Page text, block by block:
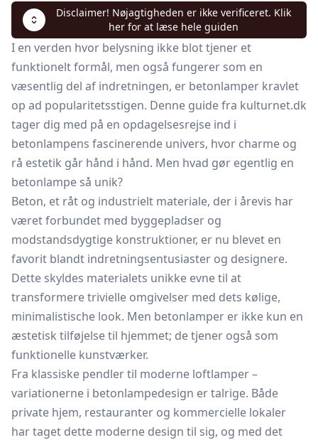
Disclaimer! Nøjagtigheden er ikke verificeret. Klik
her for at læse hele guiden
I en verden hvor belysning ikke blot tjener et
funktionelt formål, men også fungerer som en
væsentlig del af indretningen, er betonlamper kravlet
op ad popularitetsstigen. Denne guide fra kulturnet.dk
tager dig med på en opdagelsesrejse ind i
betonlampens fascinerende univers, hvor charme og
rå estetik går hånd i hånd. Men hvad gør egentlig en
betonlampe så unik?
Beton, et råt og industrielt materiale, der i årevis har
været forbundet med byggepladser og
modstandsdygtige konstruktioner, er nu blevet en
favorit blandt indretningsentusiaster og designere.
Dette skyldes materialets unikke evne til at
transformere trivielle omgivelser med dets kølige,
minimalistische look. Men betonlamper er ikke kun en
æstetisk tilføjelse til hjemmet; de tjener også som
funktionelle kunstværker.
Fra klassiske pendler til moderne loftlamper –
variationerne i betonlampedesign er talrige. Både
private hjem, restauranter og kommercielle lokaler
har taget dette moderne design til sig, og med det